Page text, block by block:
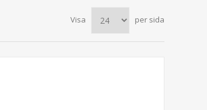
Visa per sida